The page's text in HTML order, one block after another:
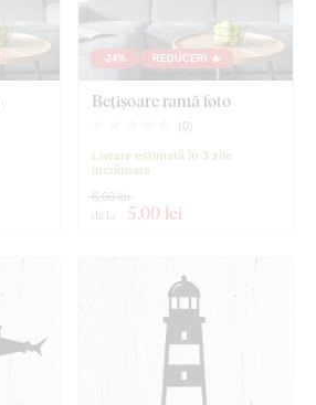
-24% REDUCERI 🔥
Bețișoare ramă foto
( 0)
Livrare estimată în 3 zile
lucrătoare
de la 5,00 lei
6,60 lei